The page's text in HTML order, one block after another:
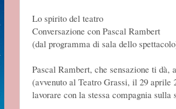
Lo spirito del teatro
Conversazione con Pascal Rambert
(dal programma di sala dello
Pascal Rambert, che sensazione ti dà,
(avvenuto al Teatro Grassi, il 29 aprile
lavorare con la stessa compagnia sulla